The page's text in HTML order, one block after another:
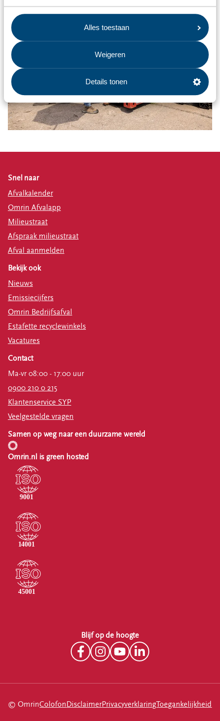
Alles toestaan
Weigeren
Details tonen
Snel naar
Afvalkalender
Omrin Afvalapp
Milieustraat
Afspraak milieustraat
Afval aanmelden
Bekijk ook
Nieuws
Emissiecijfers
Omrin Bedrijfsafval
Estafette recyclewinkels
Vacatures
Contact
Ma-vr 08:00 - 17:00 uur
0900 210 0 215
Klantenservice SYP
Veelgestelde vragen
Samen op weg naar een duurzame wereld
Omrin.nl is green hosted
Blijf op de hoogte
© OmrinColofon DisclaimerPrivacyverklaringToegankelijkheid